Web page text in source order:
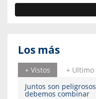
Los más
+ Vistos
+ Ultimo
Juntos son
debemos combinar